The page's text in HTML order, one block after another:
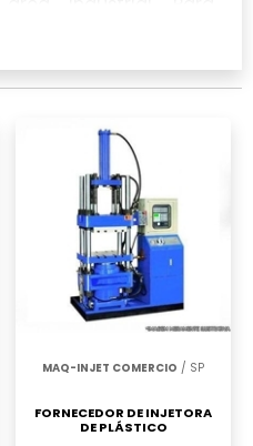
de Peças para
um ou mais dos
MAQ-INJET COMERCIO / SP
FORNECEDOR DE INJETORA
DE PLÁSTICO